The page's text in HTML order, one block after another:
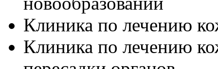
Клиника по лечению
Клиника по лечению